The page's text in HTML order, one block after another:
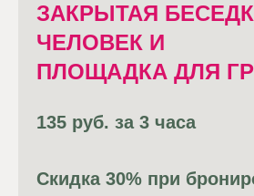
ЗАКРЫТАЯ
ЧЕЛОВЕК И
ПЛОЩАДКА ДЛЯ
135 руб. за 3 часа
Скидка 30% при